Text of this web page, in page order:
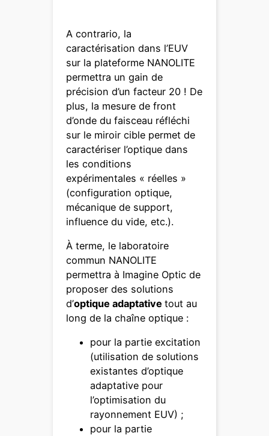
A contrario, la
caractérisation dans l’EUV
sur la plateforme NANOLITE
permettra un gain de
précision d’un facteur 20 ! De
plus, la mesure de front
d’onde du faisceau réfléchi
sur le miroir cible permet de
caractériser l’optique dans
les conditions
expérimentales « réelles »
(configuration optique,
mécanique de support,
influence du vide, etc.).
À terme, le laboratoire
commun NANOLITE
permettra à Imagine Optic de
proposer des solutions
d’optique adaptativetout au
long de la chaîne optique :
pour la partie excitation
(utilisation de solutions
existantes d’optique
adaptative pour
l’optimisation du
rayonnement EUV) ;
pour la partie